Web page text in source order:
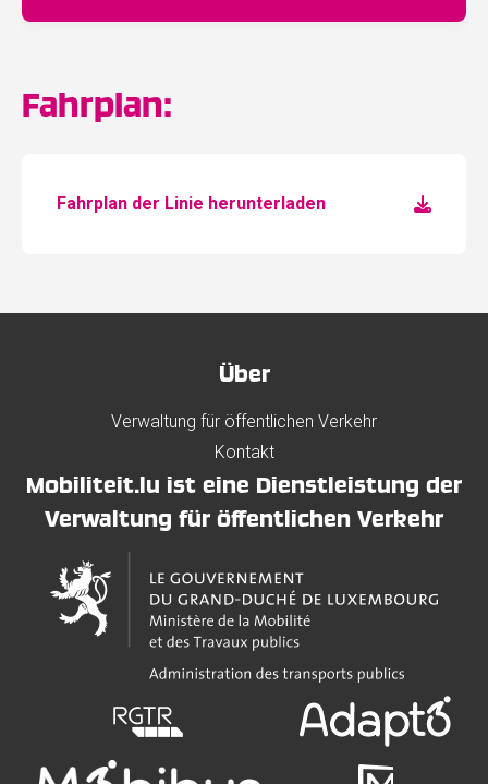
Fahrplan:
Fahrplan der Linie herunterladen
Über
Verwaltung für öffentlichen Verkehr
Kontakt
Mobiliteit.lu ist eine Dienstleistung der
Verwaltung für öffentlichen Verkehr